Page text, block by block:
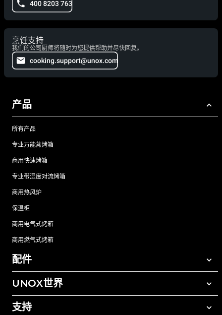
400 8203 763
烹饪支持
我们的公司厨师将随时为您提供帮助并尽快回复。
cooking.support@unox.com
产品
所有产品
专业万能蒸烤箱
商用快速烤箱
专业带湿度对流烤箱
商用热风炉
保温柜
商用电气式烤箱
商用燃气式烤箱
配件
所有配件
UNOX世界
我们在全球的办事处
支持